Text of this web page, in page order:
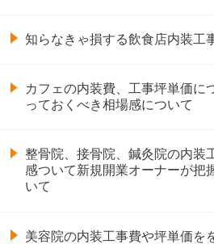
知らなきゃ損する飲食店内装工
カフェの内装費、工事坪単価に
っておくべき相場感について
整骨院、接骨院、鍼灸院の内装
感ついて新規開業オーナーが把
いて
美容院の内装工事費や坪単価を